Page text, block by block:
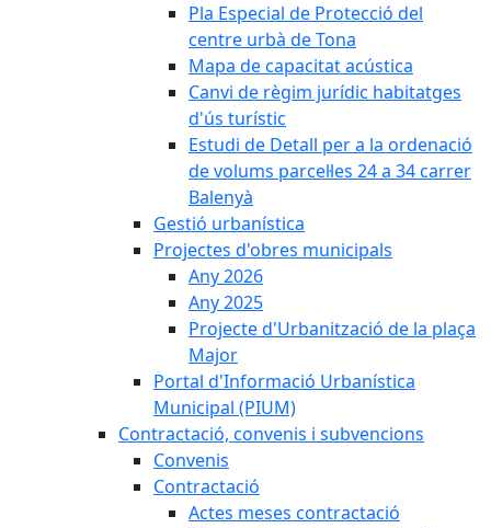
Pla Especial de Protecció del
centre urbà de Tona
Mapa de capacitat acústica
Canvi de règim jurídic habitatges
d'ús turístic
Estudi de Detall per a la ordenació
de volums parcel·les 24 a 34 carrer
Balenyà
Gestió urbanística
Projectes d'obres municipals
Any 2026
Any 2025
Projecte d'Urbanització de la plaça
Major
Portal d'Informació Urbanística
Municipal (PIUM)
Contractació, convenis i subvencions
Convenis
Contractació
Actes meses contractació